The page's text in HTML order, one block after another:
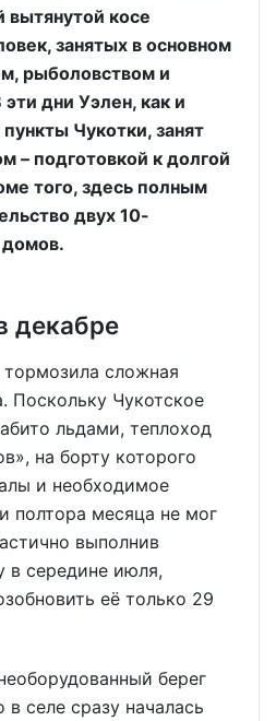
вытянутой косе
занятых в основном
рыболовством и
дни Уэлен, как и
Чукотки, занят
– подготовкой к долгой
того, здесь полным
двух 10-
декабре
сложная
Поскольку Чукотское
льдами, теплоход
на борту которого
и необходимое
полтора месяца не мог
выполнив
в середине июля,
её только 29
берег
селе сразу началась